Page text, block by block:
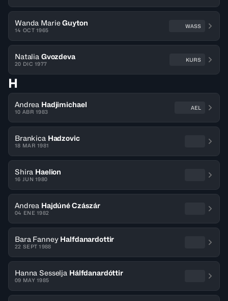
Wanda Marie Guyton
14 OCT 1965
WASS
Natalia Gvozdeva
20 DIC 1977
KURS
H
Andrea Hadjimichael
10 ABR 1983
AEL
Brankica Hadzovic
18 MAR 1981
Shira Haelion
16 JUN 1980
Andrea Hajdúné Czászár
04 ENE 1982
Bara Fanney Halfdanardottir
22 SEPT 1988
Hanna Sesselja Hálfdanardóttir
09 MAY 1985